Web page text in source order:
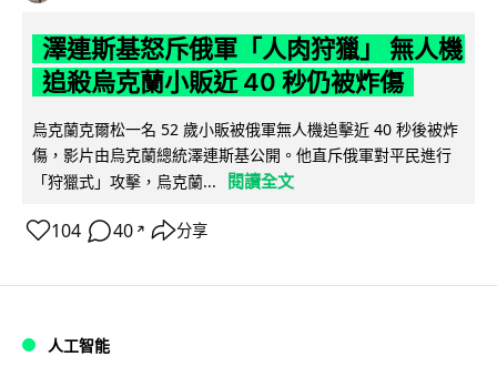
澤連斯基怒斥俄軍「人肉狩獵」 無人機
追殺烏克蘭小販近 40 秒仍被炸傷
烏克蘭克爾松一名 52 歲小販被俄軍無人機追擊近 40 秒後被炸
傷，影片由烏克蘭總統澤連斯基公開。他直斥俄軍對平民進行
「狩獵式」攻擊，烏克蘭...
閱讀全文
104 40 ↗ 分享
人工智能